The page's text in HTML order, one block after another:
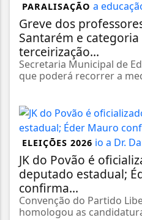
PARALISAÇÃO
Greve dos
Santarém e
terceirização...
Secretaria Municipal de
que poderá recorrer a
ELEIÇÕES 2026
JK do Povão é
deputado estadual;
confirma...
Convenção do Partido
homologou as